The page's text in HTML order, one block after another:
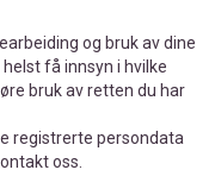
og bruk av dine
få innsyn i hvilke
bruk av retten du har
registrerte persondata
oss.